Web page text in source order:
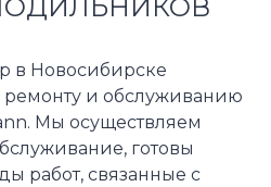
в Новосибирске
ремонту и обслуживанию
Мы осуществляем
готовы
работ, связанные с